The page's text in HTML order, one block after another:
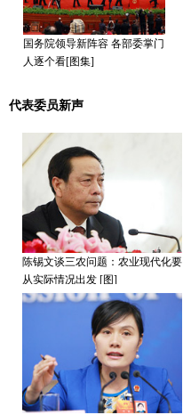
国务院领导新阵容 各部委掌门
人逐个看[图集]
代表委员新声
陈锡文谈三农问题：农业现代化要
从实际情况出发 [图]